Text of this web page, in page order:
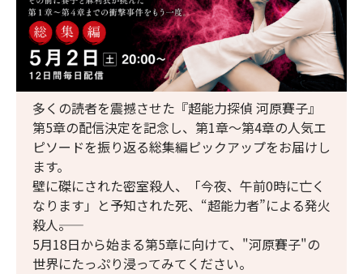
多くの読者を震撼させた『超能力探偵 河原賽子』
第5章の配信決定を記念し、第1章～第4章の人気エ
ピソードを振り返る総集編ピックアップをお届けし
ます。
壁に磔にされた密室殺人、「今夜、午前0時に亡く
なります」と予知された死、“超能力者”による発火
殺人――。
5月18日から始まる第5章に向けて、"河原賽子"の
世界にたっぷり浸ってみてください。